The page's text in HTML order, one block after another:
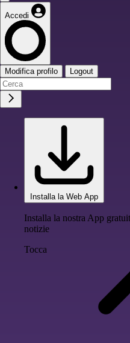
Accedi
Modifica profilo Logout
Installa la Web App
Installa la nostra App
notizie
Tocca